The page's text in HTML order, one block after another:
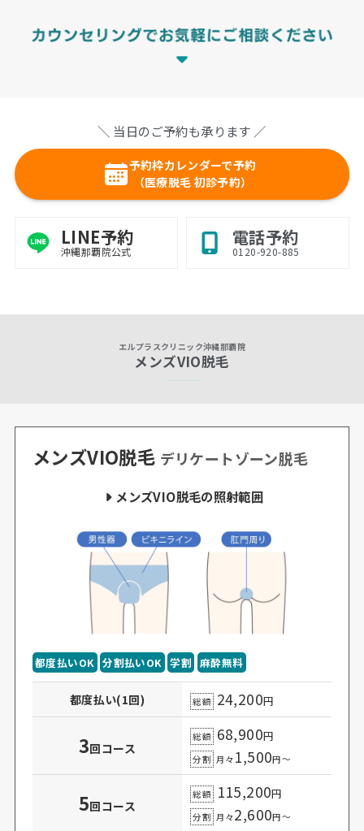
＼ 当日のご予約も承ります ／
予約枠カレンダーで予約
（医療脱毛 初診予約）
LINE予約
沖縄那覇院公式
電話予約
0120-920-885
エルプラスクリニック沖縄那覇院
メンズVIO脱毛
メンズVIO脱毛 デリケートゾーン脱毛
メンズVIO脱毛の照射範囲
都度払いOK 分割払いOK 学割 麻酔無料
都度払い(1回) 総額 24,200円
3回コース
総額 68,900円
分割 月々 1,500円～
5回コース
総額 115,200円
分割 月々2,600円～